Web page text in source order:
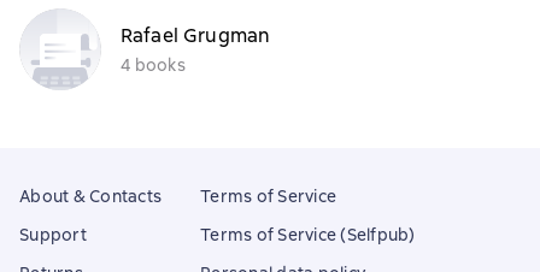
Rafael Grugman
4 books
About & Contacts
Support
Terms of Service
Terms of Service (Selfpub)